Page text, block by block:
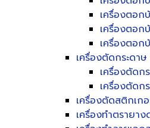
เครื่องตอก
เครื่องตอก
เครื่องตอก
เครื่องตัดกระดาษ
เครื่องตัดก
เครื่องตัดก
เครื่องตัดสติกเก
เครื่องทำตรายาง